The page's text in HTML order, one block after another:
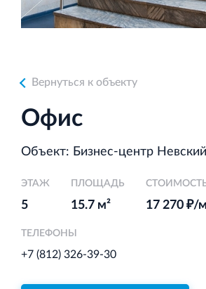
Несъёмная опалубка из
ЛЕННИИПРОЕКТ
Проектный институт по
Вернуться к объекту
Офис
Объект: Бизнес-центр Невский
ЭТАЖ
5
ПЛОЩАДЬ
15.7 м² 17 270 ₽/
ТЕЛЕФОНЫ
+7 (812) 326-39-30